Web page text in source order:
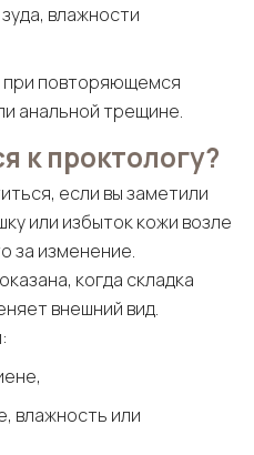
влажности
при повторяющемся
анальной трещине.
к проктологу?
если вы заметили
или избыток кожи возле
за изменение.
когда складка
внешний вид.
влажность или